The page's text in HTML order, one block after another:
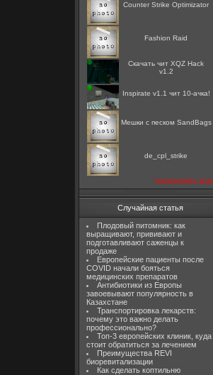
Counter Strike Optimizator
Fashion Raid
Скачать чит XQZ Hack
v1.2
Inspirate v1.1 чит 10-ачка!
Мешки с песком SandBags
de_cpl_strike
посмотреть все
Случайная статья
Плодовый питомник: как
выращивают, прививают и
подготавливают саженцы к
продаже
Европейские пациенты после
COVID начали бояться
медицинских препаратов
Антибиотики из Европы
завоевывают популярность в
Казахстане
Транспортировка лекарств:
почему это важно делать
профессионально?
Топ-3 европейских клиник, куда
стоит обратиться за лечением
Преимущества REVI
биоревитализации
Как сделать коптильню